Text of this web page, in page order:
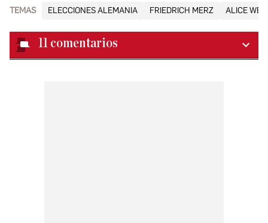
TEMAS ELECCIONES ALEMANIA FRIEDRICH MERZ ALICE
11 comentarios